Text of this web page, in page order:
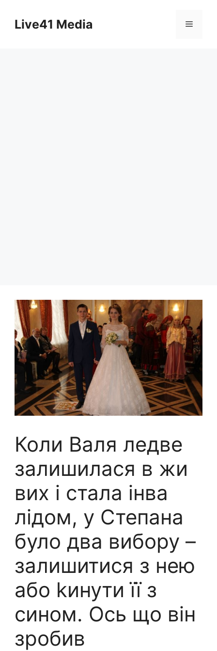
contentLive41 Media Menu
Коли Валя ледве
залишилася в жи
вих і стала інва
лідом, у Степана
було два вибору –
залишитися з нею
або kинути її з
сином. Ось що він
зробив